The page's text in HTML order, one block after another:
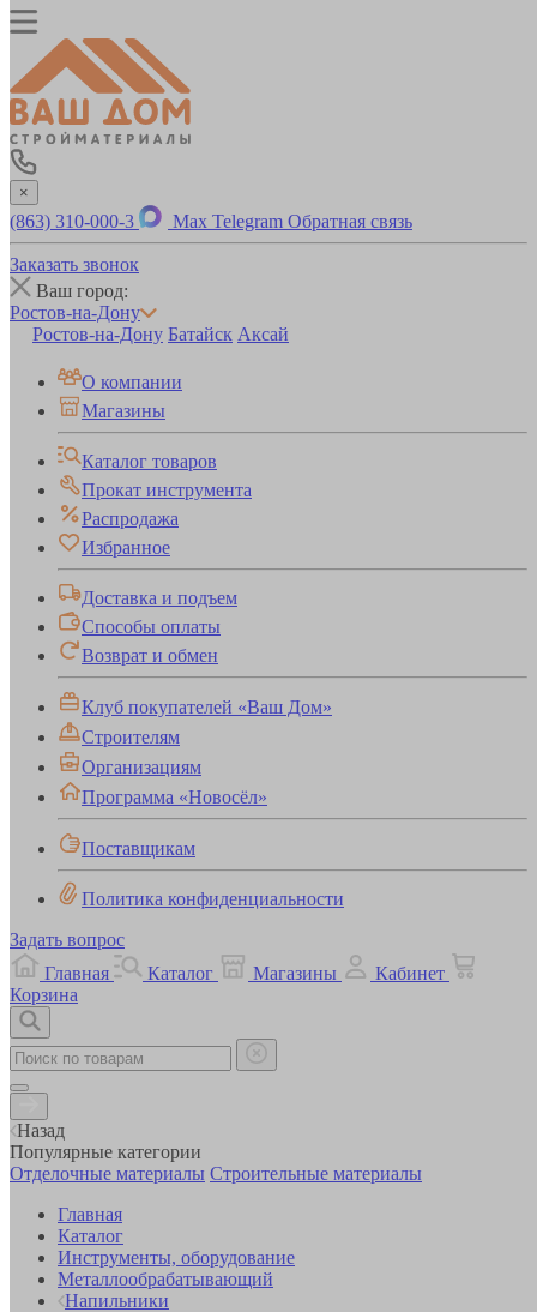
×
(863) 310-000-3 Max Telegram Обратная связь
Заказать звонок
Ваш город:
Ростов-на-Дону
Ростов-на-Дону Батайск Аксай
О компании
Магазины
Каталог товаров
Прокат инструмента
Распродажа
Избранное
Доставка и подъем
Способы оплаты
Возврат и обмен
Клуб покупателей «Ваш Дом»
Строителям
Организациям
Программа «Новосёл»
Поставщикам
Политика конфиденциальности
Задать вопрос
Главная
Каталог Магазины
Кабинет
Корзина
Назад
Популярные категории
Отделочные материалы Строительные материалы
Главная
Каталог
Инструменты, оборудование
Металлообрабатывающий
Напильники